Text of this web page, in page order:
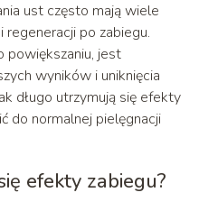
ust często mają wiele
po zabiegu.
powiększaniu, jest
wyników i uniknięcia
długo utrzymują się efekty
do normalnej pielęgnacji
efekty zabiegu?